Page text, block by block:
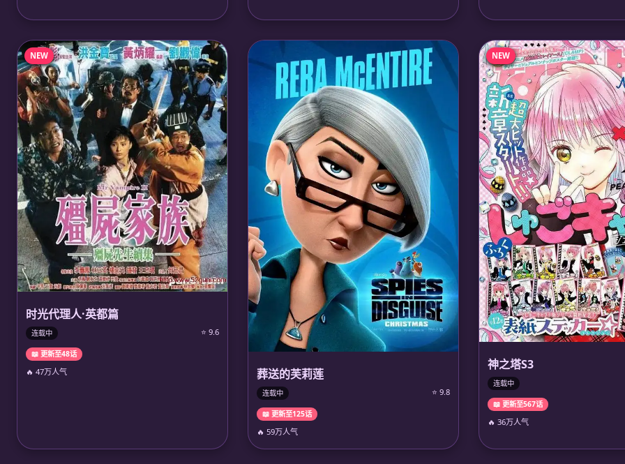
NEW
时光代理人·英都篇
连载中 ⭐ 9.6
📖 更新至48话
🔥 47万人气 葬送的芙莉莲
连载中 ⭐ 9.8
📖 更新至125话
🔥 59万人气
NEW
神之塔S3
连载中
📖 更新至567话
🔥 36万人气